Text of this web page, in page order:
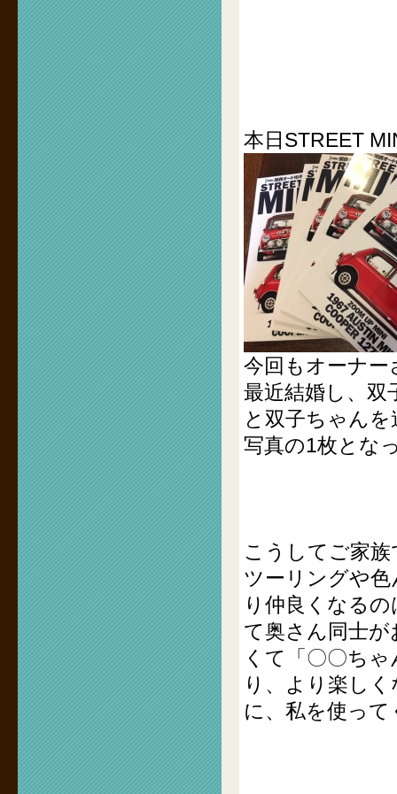
本日STREET
今回もオーナ
最近結婚し、双
と双子ちゃん
写真の1枚とな
こうしてご家
ツーリングや
り仲良くなる
て奥さん同士
くて「〇〇ち
り、より楽し
に、私を使っ